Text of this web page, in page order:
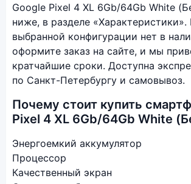
Google Pixel 4 XL 6Gb/64Gb White
ниже, в разделе «Характеристики».
выбранной конфигурации нет в
оформите заказ на сайте, и мы
кратчайшие сроки. Доступна
по Санкт-Петербургу и самовывоз.
Почему стоит купить
Pixel 4 XL 6Gb/64Gb White
Энергоемкий аккумулятор
Процессор
Качественный экран